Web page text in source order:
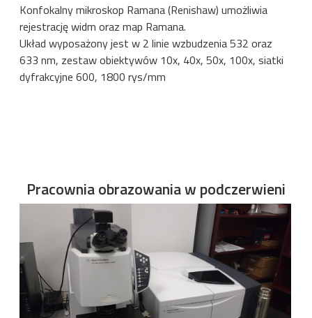
Konfokalny mikroskop Ramana (Renishaw) umożliwia
rejestrację widm oraz map Ramana.
Układ wyposażony jest w 2 linie wzbudzenia 532 oraz
633 nm, zestaw obiektywów 10x, 40x, 50x, 100x, siatki
dyfrakcyjne 600, 1800 rys/mm
Pracownia obrazowania w podczerwieni